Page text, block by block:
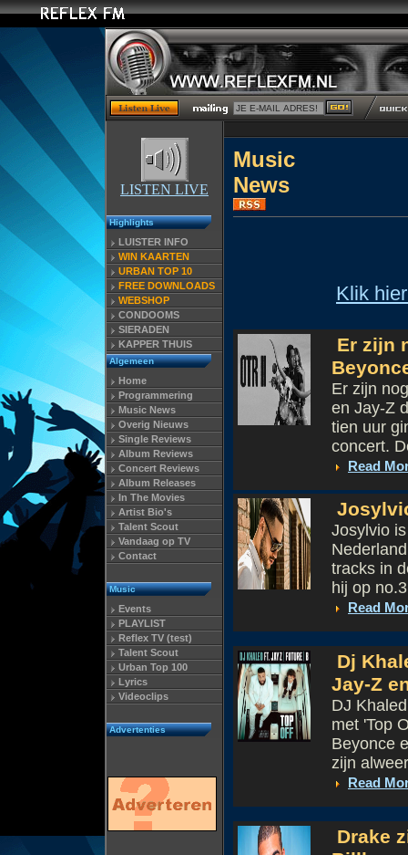
LISTEN LIVE
Highlights
LUISTER INFO
WIN KAARTEN
URBAN TOP 10
FREE DOWNLOADS
WEBSHOP
CONDOOMS
SIERADEN
KAPPER THUIS
Algemeen
Home
Programmering
Music News
Overig Nieuws
Single Reviews
Album Reviews
Concert Reviews
Album Releases
In The Movies
Artist Bio's
Talent Scout
Vandaag op TV
Contact
Music
Events
PLAYLIST
Reflex TV (test)
Talent Scout
Urban Top 100
Lyrics
Videoclips
Advertenties
Music
Klik
Er zijn
Er zijn
en Jay-Z
tien uur
concert.
Read
Josylvio
tracks in
hij op
Read
Dj
Jay-Z
DJ
met 'Top
Beyonce
zijn
Read
Drake